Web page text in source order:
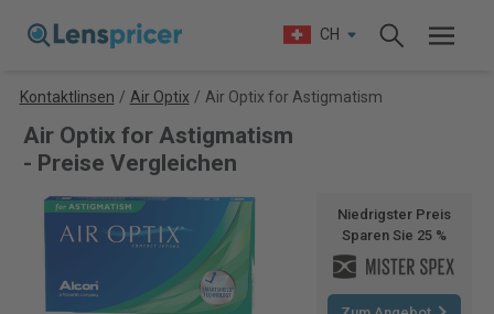
CH
Kontaktlinsen / Air Optix / Air Optix for Astigmatism
Air Optix for Astigmatism
- Preise Vergleichen
Niedrigster Preis
Sparen Sie 25 %